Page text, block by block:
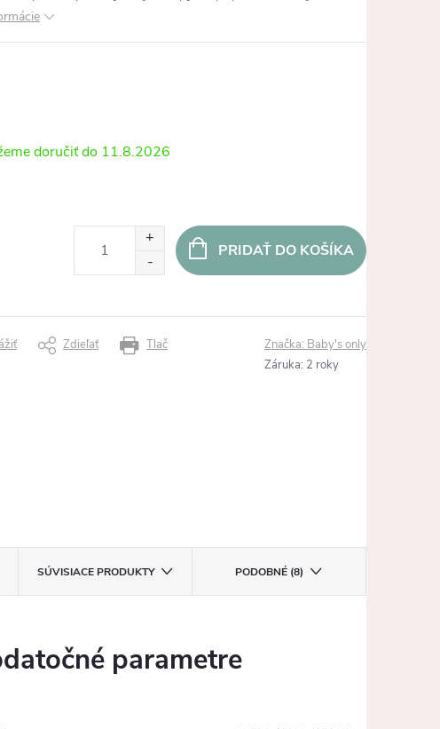
11.8.2026
PRIDAŤ DO KOŠÍKA
Tlač
Zdieľať Značka: Baby's only
Záruka: 2 roky
SÚVISIACE PRODUKTY PODOBNÉ (8)
parametre